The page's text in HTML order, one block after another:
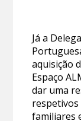
Já a
aquisição
Espaço
dar uma
familiares